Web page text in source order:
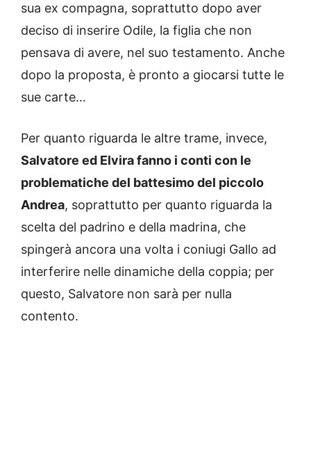
sua ex compagna, soprattutto dopo aver
deciso di inserire Odile, la figlia che non
pensava di avere, nel suo testamento. Anche
dopo la proposta, è pronto a giocarsi tutte le
sue carte…
Per quanto riguarda le altre trame, invece,
Salvatore ed Elvira fanno i conti con le
problematiche del battesimo del piccolo
Andrea, soprattutto per quanto riguarda la
scelta del padrino e della madrina, che
spingerà ancora una volta i coniugi Gallo ad
interferire nelle dinamiche della coppia; per
questo, Salvatore non sarà per nulla
contento.